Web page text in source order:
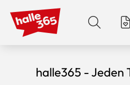
zum
Inhalt
halle365 - Jeden